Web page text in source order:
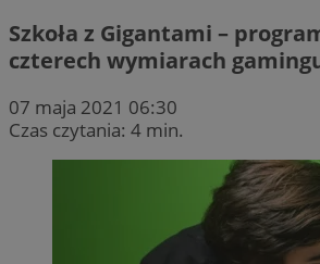
Szkoła z Gigantami –
czterech wymiarach
07 maja 2021 06:30
Czas czytania: 4 min.